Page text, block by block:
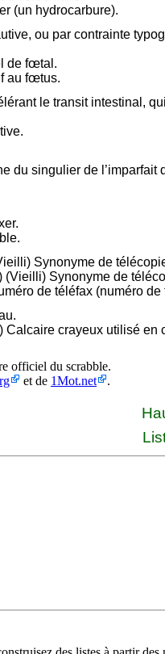
(un hydrocarbure).
ou par contrainte
de fœtal.
au fœtus.
le transit intestinal,
du singulier de l’imparfait
Synonyme de
(Vieilli) Synonyme de
de téléfax (numéro de
Calcaire crayeux utilisé en
officiel du scrabble.
et de 1Mot.net .